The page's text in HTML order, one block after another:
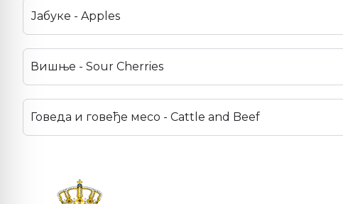
Јабуке - Apples
Вишње - Sour Cherries
Говеда и говеђе месо - Cattle and Beef